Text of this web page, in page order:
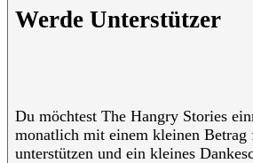
Werde Unterstützer
Du möchtest The Hangry Stories
monatlich mit einem kleinen Betrag
unterstützen und ein kleines